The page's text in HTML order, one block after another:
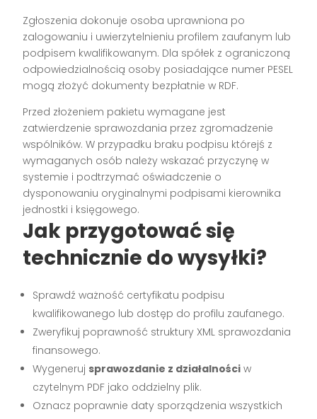
Zgłoszenia dokonuje osoba uprawniona po
zalogowaniu i uwierzytelnieniu profilem zaufanym lub
podpisem kwalifikowanym. Dla spółek z ograniczoną
odpowiedzialnością osoby posiadające numer PESEL
mogą złożyć dokumenty bezpłatnie w RDF.
Przed złożeniem pakietu wymagane jest
zatwierdzenie sprawozdania przez zgromadzenie
wspólników. W przypadku braku podpisu którejś z
wymaganych osób należy wskazać przyczynę w
systemie i podtrzymać oświadczenie o
dysponowaniu oryginalnymi podpisami kierownika
jednostki i księgowego.
Jak przygotować się
technicznie do wysyłki?
Sprawdź ważność certyfikatu podpisu
kwalifikowanego lub dostęp do profilu zaufanego.
Zweryfikuj poprawność struktury XML sprawozdania
finansowego.
Wygeneruj sprawozdanie z działalności w
czytelnym PDF jako oddzielny plik.
Oznacz poprawnie daty sporządzenia wszystkich